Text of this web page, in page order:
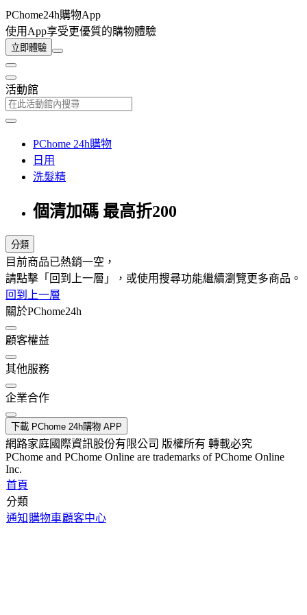
PChome24h購物App
使用App享受更優質的購物體驗
立即體驗
活動館
PChome 24h購物
日用
洗髮精
個清加碼 最高折200
分類
目前商品已熱銷一空，
請點擊「回到上一層」，或使用搜尋功能繼續瀏覽更多商品。
回到上一層
關於PChome24h
顧客權益
其他服務
企業合作
下載 PChome 24h購物 APP
網路家庭國際資訊股份有限公司 版權所有 轉載必究
PChome and PChome Online are trademarks of PChome Online
Inc.
首頁
分類
通知 購物車顧客中心